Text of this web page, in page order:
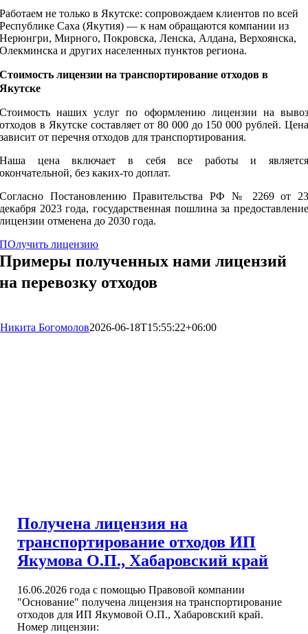
Работаем не только в Якутске: сопровождаем клиентов по всей
Республике Саха (Якутия) — к нам обращаются компании из
Нерюнгри, Мирного, Покровска, Ленска, Алдана, Верхоянска,
Олекминска и других населенных пунктов региона.
Стоимость лицензии на транспортирование отходов в
Якутске
Стоимость наших услуг по оформлению лицензии на вывоз
отходов в Якутске составляет от 80 000 до 150 000 рублей. Цена
зависит от перечня отходов для транспортирования.
Наша цена включает в себя все работы и является
окончательной, без каких-то доплат.
Согласно Постановлению Правительства РФ № 2269 от 23
декабря 2023 года, государственная пошлина за предоставление
лицензии отменена до 2030 года.
ПОлучить лицензию
Примеры полученных нами лицензий
на перевозку отходов
Никита Богомолов2026-06-18T15:55:22+06:00
Получена лицензия на
транспортирование отходов ИП
Якумова О.П., Хабаровский край
16.06.2026 года с помощью Правовой компании
"Основание" получена лицензия на транспортирование
отходов для ИП Якумовой О.П., Хабаровский край.
Номер лицензии: